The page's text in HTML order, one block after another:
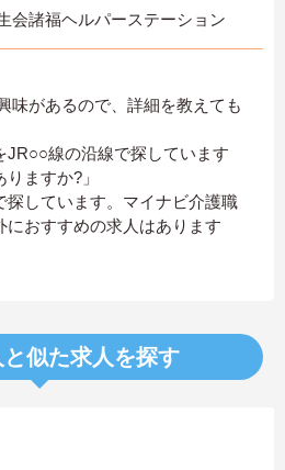
会諸福ヘルパーステーション
味があるので、詳細を教えても
JR○○線の沿線で探しています
ますか?」
探しています。マイナビ介護職
おすすめの求人はあります
似た求人を探す